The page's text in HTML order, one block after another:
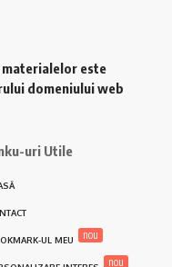
este
domeniului web
uri Utile
UL MEU nou
nou